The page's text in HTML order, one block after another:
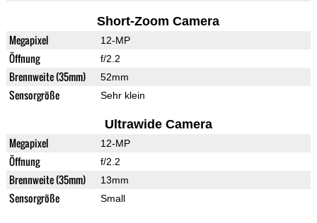
Short-Zoom Camera
Megapixel 12-MP
Öffnung f/2.2
Brennweite (35mm) 52mm
Sensorgröße Sehr klein
Ultrawide Camera
Megapixel 12-MP
Öffnung f/2.2
Brennweite (35mm) 13mm
Sensorgröße Small